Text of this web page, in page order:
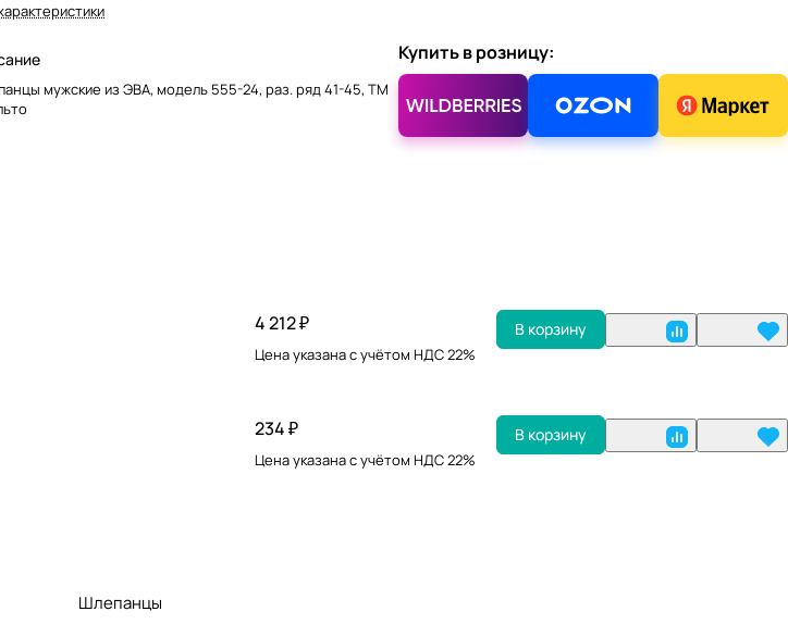
мужские из ЭВА, модель 555-24, раз. ряд 41-45, ТМ
Купить в розницу:
4 212 ₽
Цена указана с учётом НДС 22%
В корзину
234 ₽
Цена указана с учётом НДС 22%
В корзину
Шлепанцы